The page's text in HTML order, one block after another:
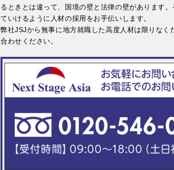
るときとは違って、国境の壁と法律の壁があります
ていけるように人材の採用をお手伝いします。
弊社JSJから無事に地方就職した高度人材は限りな
合わせください。